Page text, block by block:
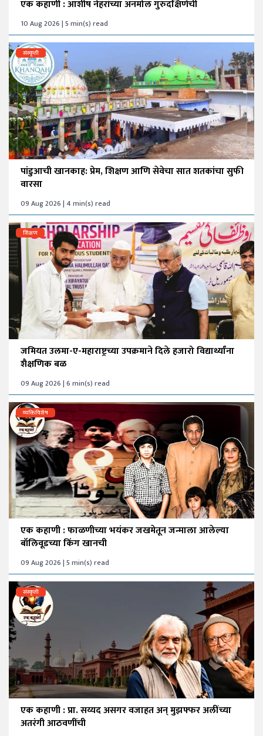
एक कहाणी : आशीष नेहरांच्या अनमोल गुरुदक्षिणेची
10 Aug 2026 | 5 min(s) read
संस्कृती
पांडुआची खानकाह: प्रेम, शिक्षण आणि सेवेचा सात शतकांचा सुफी
वारसा
09 Aug 2026 | 4 min(s) read
शिक्षण
जमियत उलमा-ए-महाराष्ट्रच्या उपक्रमाने दिले हजारो विद्यार्थ्यांना
शैक्षणिक बळ
09 Aug 2026 | 6 min(s) read
व्यक्तिविशेष
एक कहाणी : फाळणीच्या भयंकर जखमेतून जन्माला आलेल्या
बॉलिवूडच्या किंग खानची
09 Aug 2026 | 5 min(s) read
संस्कृती
एक कहाणी : प्रा. सय्यद असगर वजाहत अन् मुझफ्फर अलींच्या
अतरंगी आठवणींची